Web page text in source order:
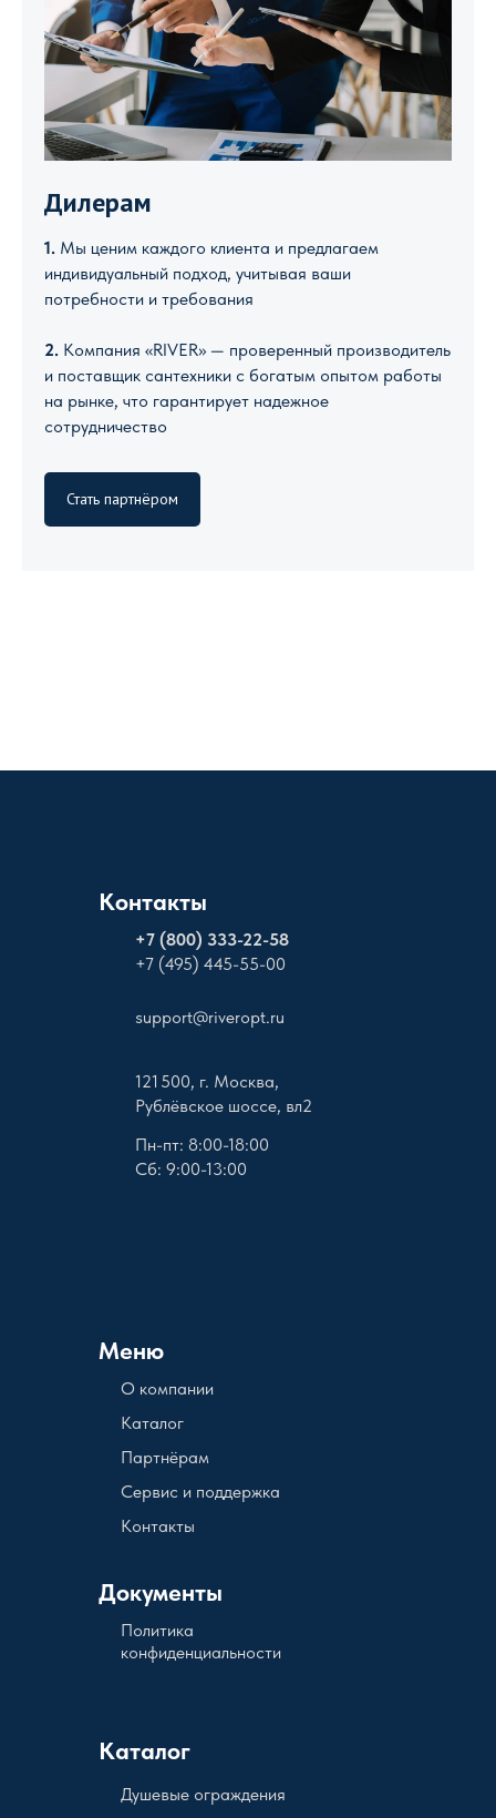
Дилерам
1. Мы ценим каждого клиента и предлагаем
индивидуальный подход, учитывая ваши
потребности и требования
2. Компания «RIVER» — проверенный производитель
и поставщик сантехники с богатым опытом работы
на рынке, что гарантирует надежное
сотрудничество
Стать партнёром
Контакты
+7 (800) 333-22-58
+7 (495) 445-55-00
support@riveropt.ru
Меню
121 500, г. Москва,
Рублёвское шоссе, вл2
О компании
Документы
Пн-пт: 8:00-18:00
Сб: 9:00-13:00
Каталог
Политика
конфиденциальности
Партнёрам
Сервис и поддержка
Контакты
Каталог
Душевые ограждения